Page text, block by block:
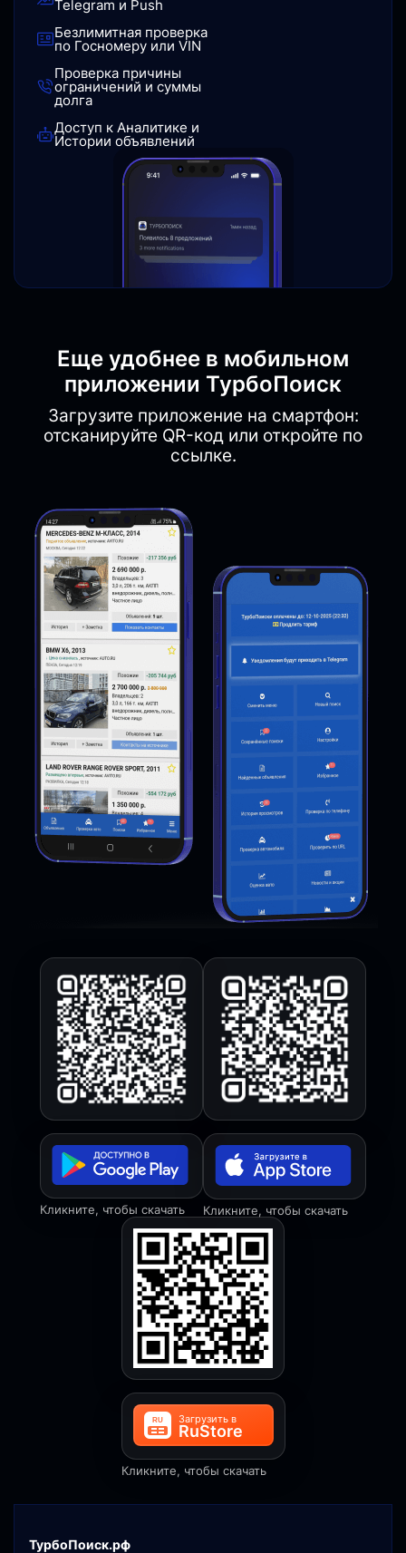
Telegram и Push
Безлимитная проверка
по Госномеру или VIN
Проверка причины
ограничений и суммы
долга
Доступ к Аналитике и
Истории объявлений
Еще удобнее в мобильном
приложении ТурбоПоиск
Загрузите приложение на смартфон:
отсканируйте QR-код или откройте по
ссылке.
Кликните, чтобы скачать Кликните, чтобы скачать
Кликните, чтобы скачать
ТурбоПоиск.рф